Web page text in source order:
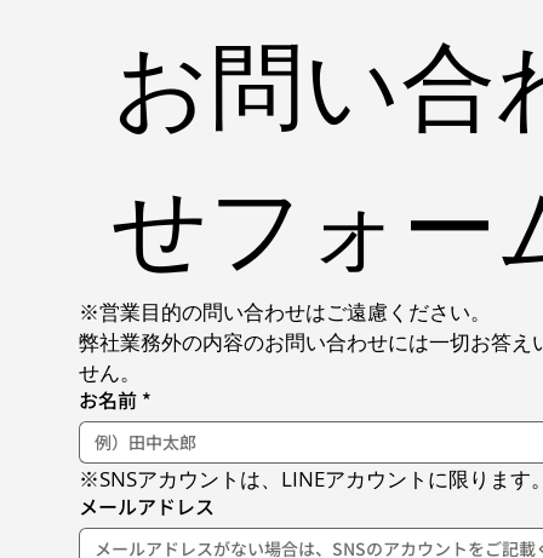
お問い合
せフォー
※営業目的の問い合わせはご遠慮ください。
弊社業務外の内容のお問い合わせには一切お答え
せん。
お名前 *
※SNSアカウントは、LINEアカウントに限ります
メールアドレス